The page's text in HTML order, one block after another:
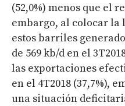
(52,0%) menos que el
embargo, al colocar la
estos barriles
de 569 kb/d en el
las exportaciones
en el 4T2018 (37,7%),
una situación